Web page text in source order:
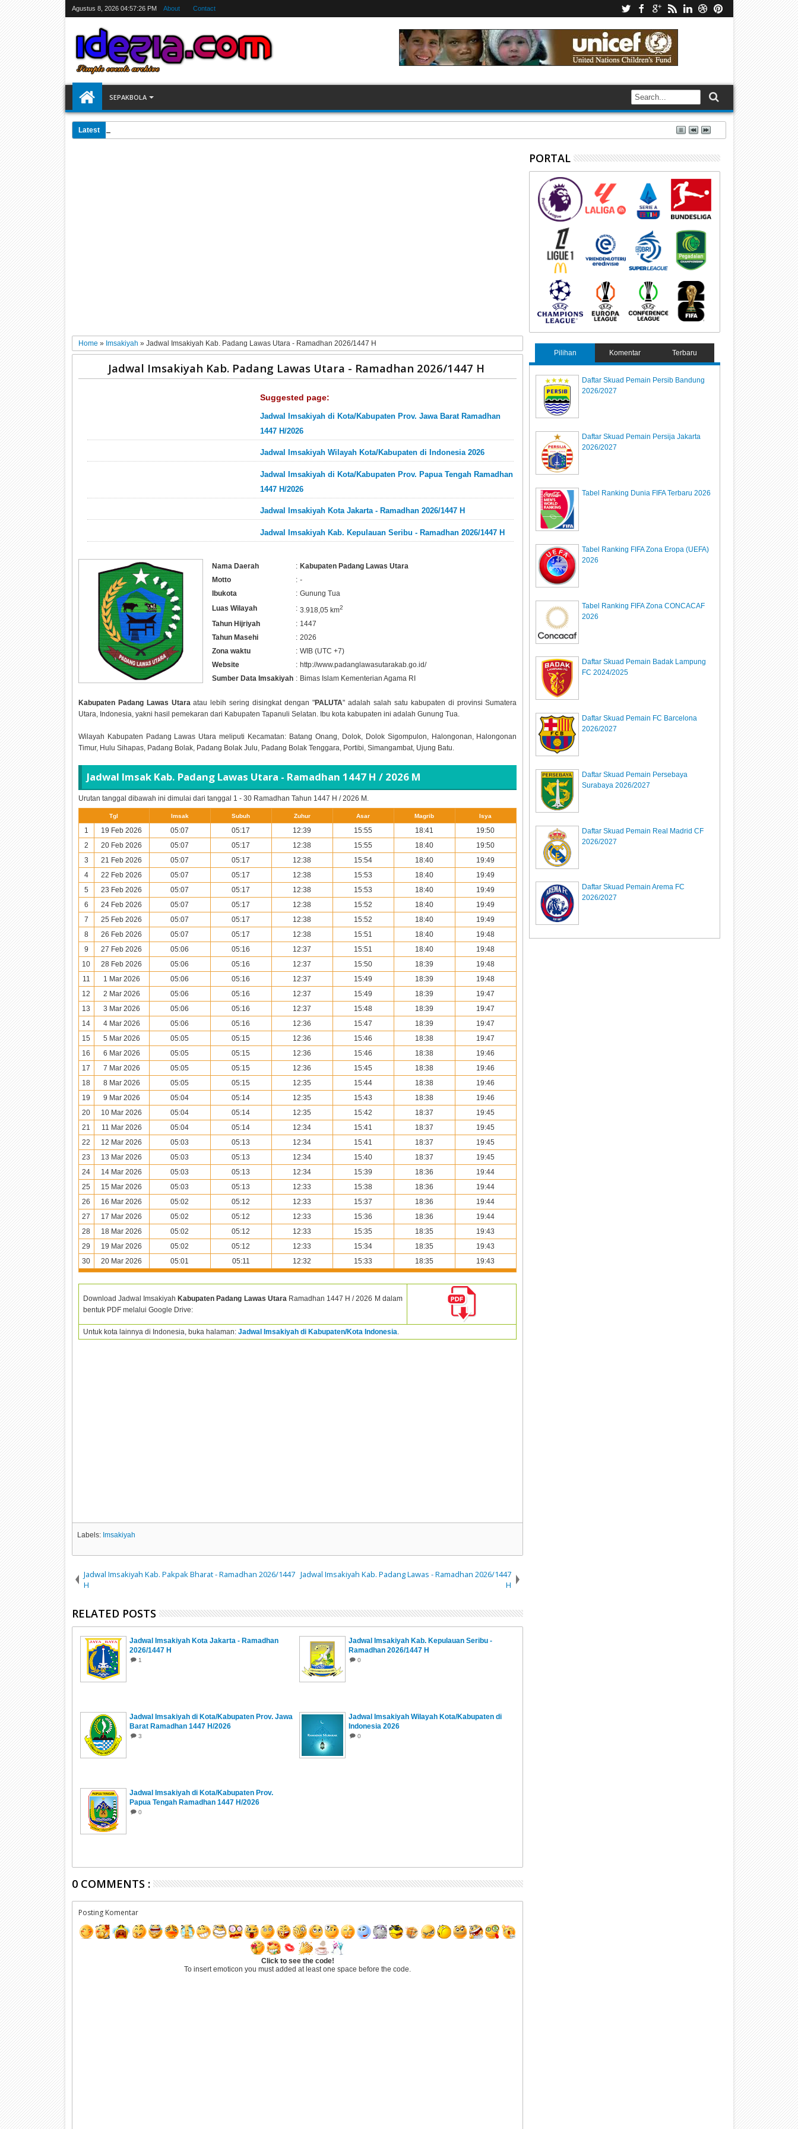
Agustus 8, 2026 04:57:27 PM About Contact
SEPAKBOLA
Latest
Home » Imsakiyah » Jadwal Imsakiyah Kab. Padang Lawas Utara - Ramadhan 2026/1447 H
Jadwal Imsakiyah Kab. Padang Lawas Utara - Ramadhan 2026/1447 H
Suggested page:
Jadwal Imsakiyah di Kota/Kabupaten Prov. Jawa Barat Ramadhan
1447 H/2026
Jadwal Imsakiyah Wilayah Kota/Kabupaten di Indonesia 2026
Jadwal Imsakiyah di Kota/Kabupaten Prov. Papua Tengah Ramadhan
1447 H/2026
Jadwal Imsakiyah Kota Jakarta - Ramadhan 2026/1447 H
Jadwal Imsakiyah Kab. Kepulauan Seribu - Ramadhan 2026/1447 H
Nama Daerah : Kabupaten Padang Lawas Utara
Motto
: -
Ibukota
: Gunung Tua
Luas Wilayah
: 3.918,05 km2
Tahun Hijriyah : 1447
Tahun Masehi
: 2026
Zona waktu
: WIB (UTC +7)
Website
: http://www.padanglawasutarakab.go.id/
Sumber Data Imsakiyah : Bimas Islam Kementerian Agama RI
Kabupaten Padang Lawas Utara atau lebih sering disingkat dengan "PALUTA" adalah salah satu kabupaten di provinsi Sumatera
Utara, Indonesia, yakni hasil pemekaran dari Kabupaten Tapanuli Selatan. Ibu kota kabupaten ini adalah Gunung Tua.
Wilayah Kabupaten Padang Lawas Utara meliputi Kecamatan: Batang Onang, Dolok, Dolok Sigompulon, Halongonan, Halongonan
Timur, Hulu Sihapas, Padang Bolak, Padang Bolak Julu, Padang Bolak Tenggara, Portibi, Simangambat, Ujung Batu.
Jadwal Imsak Kab. Padang Lawas Utara - Ramadhan1447 H / 2026 M
Urutan tanggal dibawah ini dimulai dari tanggal 1 - 30 Ramadhan Tahun 1447 H / 2026 M.
Tgl Imsak Subuh Zuhur Asar Magrib Isya
1 19 Feb 2026 05:07 05:17 12:39 15:55 18:41
19:50
2
20 Feb 2026 05:07 05:17 12:38 15:55 18:40
19:50
3
21 Feb 2026 05:07 05:17 12:38 15:54 18:40
19:49
4
22 Feb 2026 05:07 05:17 12:38 15:53 18:40
19:49
5
23 Feb 2026 05:07 05:17 12:38 15:53 18:40
19:49
6
24 Feb 2026 05:07 05:17 12:38 15:52 18:40
19:49
7
25 Feb 2026 05:07 05:17 12:38 15:52 18:40
19:49
8
26 Feb 2026 05:07 05:17 12:38 15:51 18:40
19:48
9
27 Feb 2026 05:06 05:16 12:37 15:51 18:40
19:48
10
28 Feb 2026 05:06 05:16 12:37 15:50 18:39
19:48
11
1 Mar 2026 05:06 05:16 12:37 15:49 18:39
19:48
12
2 Mar 2026 05:06 05:16 12:37 15:49 18:39
19:47
13
3 Mar 2026 05:06 05:16 12:37 15:48 18:39
19:47
14
4 Mar 2026 05:06 05:16 12:36 15:47 18:39
19:47
15
5 Mar 2026 05:05 05:15 12:36 15:46 18:38
19:47
16
6 Mar 2026 05:05 05:15 12:36 15:46 18:38
19:46
17
7 Mar 2026 05:05 05:15 12:36 15:45 18:38
19:46
18
8 Mar 2026 05:05 05:15 12:35 15:44 18:38
19:46
19
9 Mar 2026 05:04 05:14 12:35 15:43 18:38
19:46
20
10 Mar 2026 05:04 05:14 12:35 15:42 18:37
19:45
21
11 Mar 2026 05:04 05:14 12:34 15:41 18:37
19:45
22
12 Mar 2026 05:03 05:13 12:34 15:41 18:37
19:45
23
13 Mar 2026 05:03 05:13 12:34 15:40 18:37
19:45
24
14 Mar 2026 05:03 05:13 12:34 15:39 18:36
19:44
25
15 Mar 2026 05:03 05:13 12:33 15:38 18:36
19:44
26
16 Mar 2026 05:02 05:12 12:33 15:37 18:36
19:44
27
17 Mar 2026 05:02 05:12 12:33 15:36 18:36
19:44
28
18 Mar 2026 05:02 05:12 12:33 15:35 18:35
19:43
29
19 Mar 2026 05:02 05:12 12:33 15:34 18:35
19:43
30
20 Mar 2026 05:01 05:11 12:32 15:33 18:35 19:43
Download Jadwal ImsakiyahKabupaten Padang Lawas Utara Ramadhan 1447 H / 2026 M dalam
bentuk PDF melalui Google Drive:
Untuk kota lainnya di Indonesia, buka halaman: Jadwal Imsakiyah di Kabupaten/Kota Indonesia
Labels: Imsakiyah
Jadwal Imsakiyah Kab. Pakpak Bharat - Ramadhan 2026/1447
H
Jadwal Imsakiyah Kab. Padang Lawas - Ramadhan 2026/1447
H
RELATED POSTS
Jadwal Imsakiyah Kota Jakarta - Ramadhan
2026/1447 H
1
Jadwal Imsakiyah Kab. Kepulauan Seribu -
Ramadhan 2026/1447 H
0
Jadwal Imsakiyah di Kota/Kabupaten Prov. Jawa
Barat Ramadhan 1447 H/2026
3
Jadwal Imsakiyah Wilayah Kota/Kabupaten di
Indonesia 2026
0
Jadwal Imsakiyah di Kota/Kabupaten Prov.
Papua Tengah Ramadhan 1447 H/2026
0
0 COMMENTS :
Posting Komentar
Click to see the code!
To insert emoticon you must added at least one space before the code.
PORTAL
Pilihan Komentar Terbaru
Daftar Skuad Pemain Persib Bandung
2026/2027
Daftar Skuad Pemain Persija Jakarta
2026/2027
Tabel Ranking Dunia FIFA Terbaru 2026
Tabel Ranking FIFA Zona Eropa (UEFA)
2026
Tabel Ranking FIFA Zona CONCACAF
2026
Daftar Skuad Pemain Badak Lampung
FC 2024/2025
Daftar Skuad Pemain FC Barcelona
2026/2027
Daftar Skuad Pemain Persebaya
Surabaya 2026/2027
Daftar Skuad Pemain Real Madrid CF
2026/2027
Daftar Skuad Pemain Arema FC
2026/2027